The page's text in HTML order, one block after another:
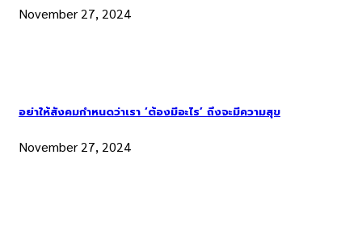
November 27, 2024
อย่าให้สังคมกำหนดว่าเรา ‘ต้องมีอะไร’ ถึงจะมีความสุข
November 27, 2024